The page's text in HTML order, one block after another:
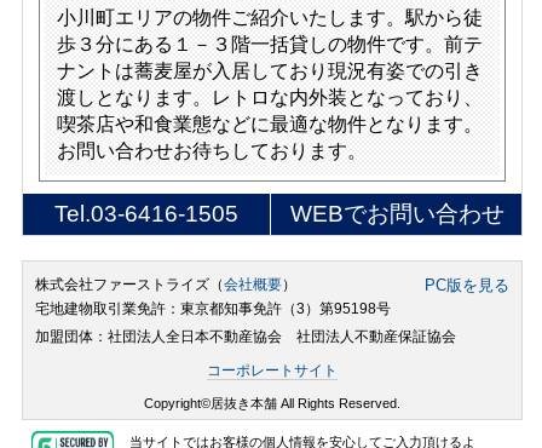
小川町エリアの物件ご紹介いたします。駅から徒
歩３分にある１－３階一括貸しの物件です。前テ
ナントは蕎麦屋が入居しており現況有姿での引き
渡しとなります。レトロな内外装となっており、
喫茶店や和食業態などに最適な物件となります。
お問い合わせお待ちしております。
Tel.03-6416-1505 WEBでお問い合わせ
株式会社ファーストライズ（会社概要） PC版を見る
宅地建物取引業免許：東京都知事免許（3）第95198号
加盟団体：社団法人全日本不動産協会 社団法人不動産保証協会
コーポレートサイト
Copyright©居抜き本舗 All Rights Reserved.
当サイトではお客様の個人情報を安心してご入力頂けるよ